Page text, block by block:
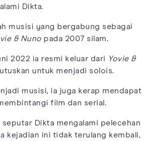
Dikta.
musisi yang bergabung sebagai
& Nuno pada 2007 silam.
2022 ia resmi keluar dari Yovie &
untuk menjadi solois.
musisi, ia juga kerap mendapat
film dan serial.
seputar Dikta mengalami pelecehan
kejadian ini tidak terulang kembali,